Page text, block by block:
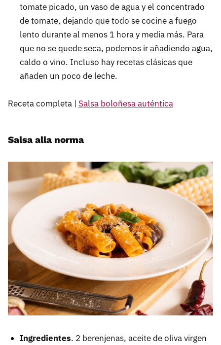
tomate picado, un vaso de agua y el concentrado
de tomate, dejando que todo se cocine a fuego
lento durante al menos 1 hora y media más. Para
que no se quede seca, podemos ir añadiendo agua,
caldo o vino. Incluso hay recetas clásicas que
añaden un poco de leche.
Receta completa | Salsa boloñesa auténtica
Salsa alla norma
Ingredientes. 2 berenjenas, aceite de oliva virgen